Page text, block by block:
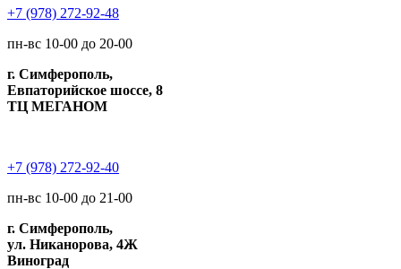
+7 (978) 272-92-48
пн-вс 10-00 до 20-00
г. Симферополь,
Евпаторийское шоссе, 8
ТЦ МЕГАНОМ
+7 (978) 272-92-40
пн-вс 10-00 до 21-00
г. Симферополь,
ул. Никанорова, 4Ж
Виноград